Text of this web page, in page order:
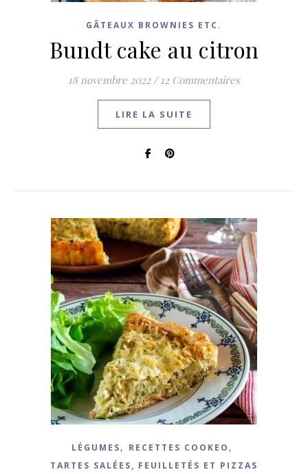
GÂTEAUX BROWNIES ETC.
Bundt cake au citron
18 novembre 2022 / 12 Commentaires
LIRE LA SUITE
LÉGUMES, RECETTES COOKEO ,
TARTES SALÉES, FEUILLETÉS ET PIZZAS